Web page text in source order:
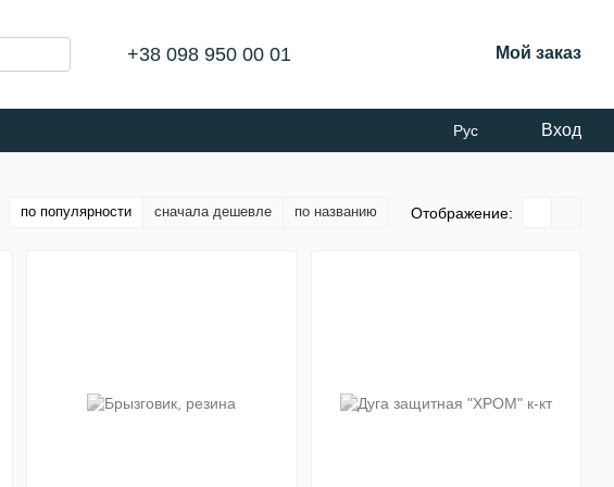
+38 098 950 00 01 Мой заказ
Рус Вход
по популярности сначала дешевле по названию Отображение: